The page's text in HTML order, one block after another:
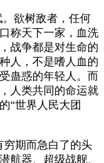
欲树敌者，任何
称天下一家，血洗
战争都是对生命的
人，不是嗜人血的
蛊惑的年轻人。而
人类共同的命运就
“世界人民大团
期而急白了的头
航器、超级战舰、